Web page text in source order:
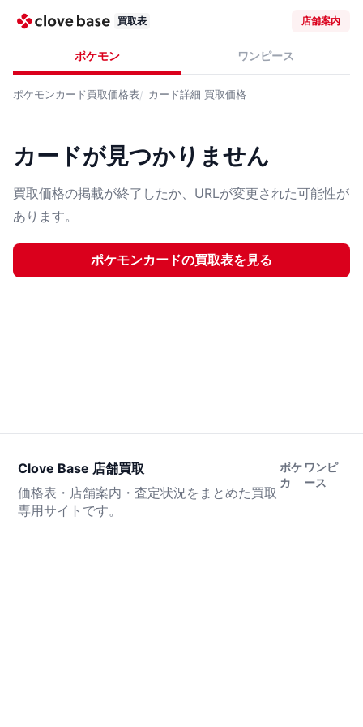
買取表 店舗案内
ポケモン ワンピース
ポケモンカード買取価格表 カード詳細 買取価格
カードが見つかりません
買取価格の掲載が終了したか、URLが変更された可能性が
あります。
ポケモンカードの買取表を見る
Clove Base 店舗買取
価格表・店舗案内・査定状況をまとめた買取
専用サイトです。
ポケ
カ
ワンピ
ース